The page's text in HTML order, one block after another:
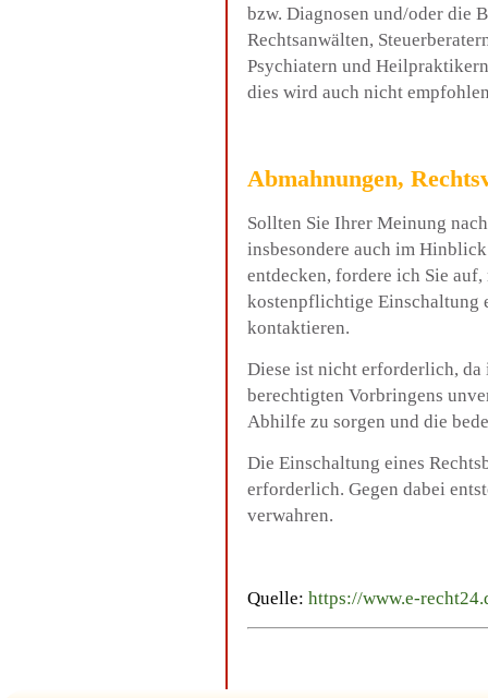
bzw. Diagnosen und/oder die
Rechtsanwälten,
Psychiatern und
dies wird auch nicht
Abmahnungen,
Sollten Sie Ihrer Meinung
insbesondere auch im
entdecken, fordere ich Sie
kostenpflichtige Einschaltung
kontaktieren.
Diese ist nicht erforderlich, da
berechtigten Vorbringens
Abhilfe zu sorgen und die
Die Einschaltung eines
erforderlich. Gegen dabei
verwahren.
Quelle: https://www.e-